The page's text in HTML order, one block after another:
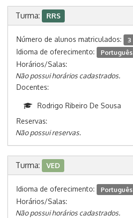
Turma: RRS
Número de alunos matriculados: 3
Idioma de oferecimento: Português
Horários/Salas:
Não possui horários cadastrados.
Docentes:
Rodrigo Ribeiro De Sousa
Reservas:
Não possui reservas.
Turma: VED
Idioma de oferecimento: Português
Horários/Salas:
Não possui horários cadastrados.